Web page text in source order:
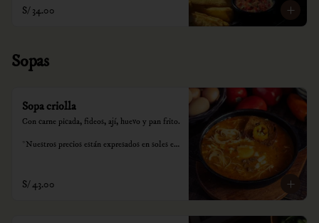
S/ 34.00
Sopas
Sopa criolla
Con carne picada, fideos, ají, huevo y pan frito.
*Nuestros precios están expresados en soles e
S/ 43.00